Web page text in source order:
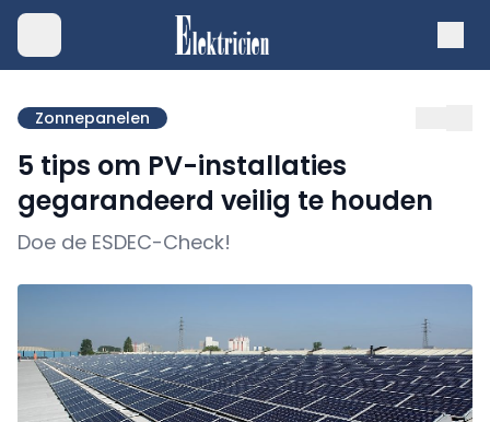
Zonnepanelen
5 tips om PV-installaties
gegarandeerd veilig te houden
Doe de ESDEC-Check!